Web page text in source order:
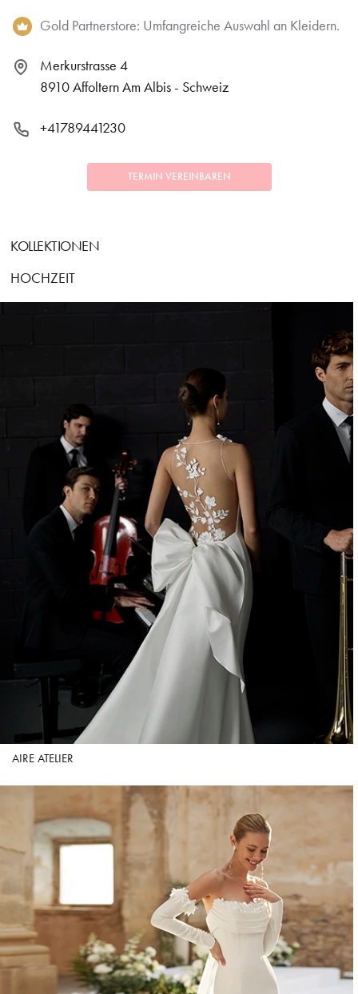
Gold Partnerstore: Umfangreiche Auswahl an Kleidern.
Merkurstrasse 4
8910 Affoltern Am Albis - Schweiz
+41789441230
TERMIN VEREINBAREN
KOLLEKTIONEN
HOCHZEIT
AIRE ATELIER